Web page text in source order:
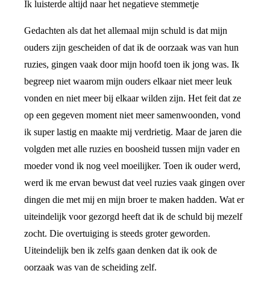
Ik luisterde altijd naar het negatieve stemmetje
Gedachten als dat het allemaal mijn schuld is dat mijn
ouders zijn gescheiden of dat ik de oorzaak was van hun
ruzies, gingen vaak door mijn hoofd toen ik jong was. Ik
begreep niet waarom mijn ouders elkaar niet meer leuk
vonden en niet meer bij elkaar wilden zijn. Het feit dat ze
op een gegeven moment niet meer samenwoonden, vond
ik super lastig en maakte mij verdrietig. Maar de jaren die
volgden met alle ruzies en boosheid tussen mijn vader en
moeder vond ik nog veel moeilijker. Toen ik ouder werd,
werd ik me ervan bewust dat veel ruzies vaak gingen over
dingen die met mij en mijn broer te maken hadden. Wat er
uiteindelijk voor gezorgd heeft dat ik de schuld bij mezelf
zocht. Die overtuiging is steeds groter geworden.
Uiteindelijk ben ik zelfs gaan denken dat ik ook de
oorzaak was van de scheiding zelf.